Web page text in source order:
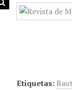
Etiquetas: